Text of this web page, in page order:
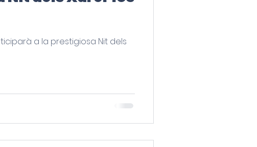
a la prestigiosa Nit dels